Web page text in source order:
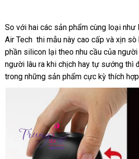
hoa
giao
hàng
với
Tenga
Air
Tech
So tiết
kiệm
với hai đấu
giá
các sản phẩm cùng loại như
Air Tech thi mẫu này cao cấp ăn
trộm
và xịn sò
phần silicon lại theo nhu cầu ở
đâu
tốt
của
người lâu ra khi chịch hay tự sướng
dẫn
thì
trong giá
những sản phẩm cực kỳ thích